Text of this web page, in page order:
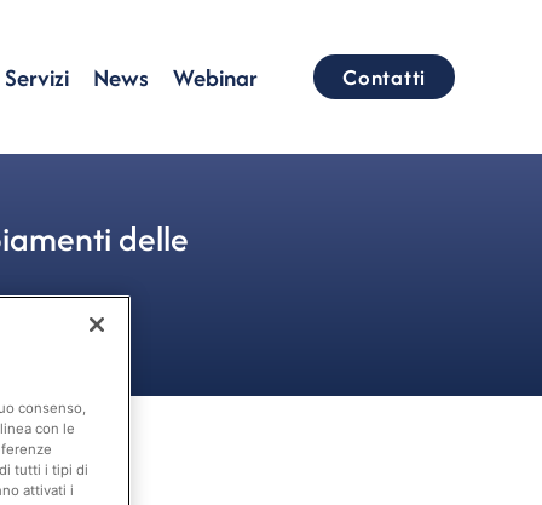
Servizi News Webinar Contatti
delle
consenso,
con le
tutti i tipi di
attivati i